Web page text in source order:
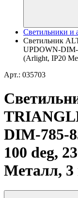
Светильники и
Светильник
UPDOWN-DIM-
(Arlight, IP20
Арт.: 035703
DIM-785-
100 deg,
Металл, 3